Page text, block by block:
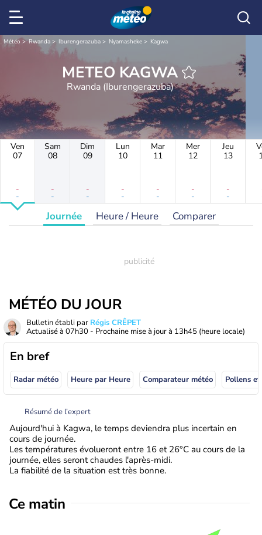
Météo Rwanda Iburengerazuba Nyamasheke Kagwa
METEO KAGWA
Rwanda (Iburengerazuba)
Ven
07
-
-
Sam
08
-
-
Dim
09
-
-
Lun
10
-
-
Mar
11
-
-
Mer
12
-
-
Jeu
13
-
-
Journée Heure / Heure Comparer
MÉTÉO DU JOUR
Bulletin établi par Régis CRÊPET
Actualisé à 07h30 - Prochaine mise à jour à 13h45 (heure locale)
En bref
Radar météo Heure par Heure Comparateur météo Pollens
Résumé de l’expert
Aujourd'hui à Kagwa, le temps deviendra plus incertain en
cours de journée.
Les températures évolueront entre 16 et 26°C au cours de la
journée, elles seront chaudes l'après-midi.
La fiabilité de la situation est très bonne.
Ce matin